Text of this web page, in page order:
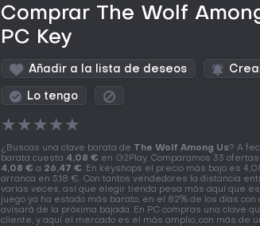
Comprar The Wolf
PC Key
Añadir a la lista de deseos
Lo tengo
★★★★★
¿Buscas una clave barata de The Wolf Among Us? A
barata cuesta 4,08 € en G2Play. Comparamos 33
4,08 € a 26,47 €. En keyshops el precio más bajo es
arranca en 5,18 €. Con tantos vendedores la distancia
varias veces, así que elegir tienda pesa más aquí que
juego ya ha estado más barato, en el 82% de los días
avisará de la próxima bajada. En PC compras una clave
cliente, y aquí el mercado es el más amplio, con más de